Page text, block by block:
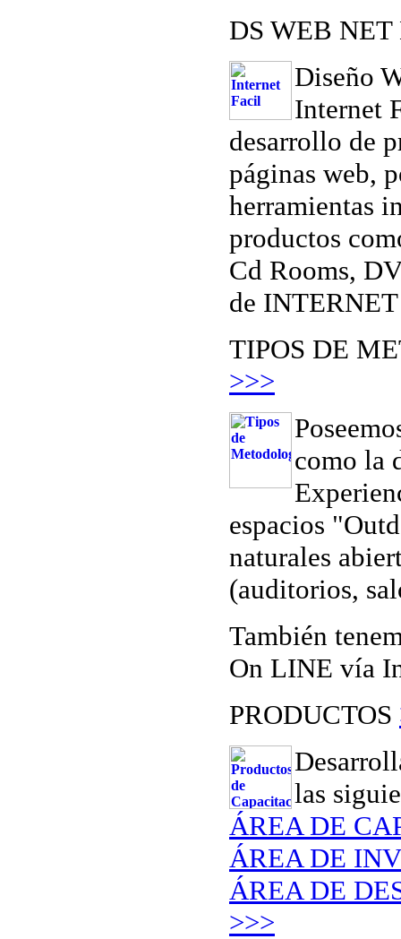
DS WEB
Diseño
Internet
desarrollo de
páginas web,
herramientas
productos
Cd Rooms,
de
TIPOS DE
>>>
como la
espacios
naturales
(auditorios,
También
On LINE vía
PRODUCTOS
las
ÁREA DE
ÁREA DE
ÁREA DE
>>>